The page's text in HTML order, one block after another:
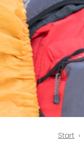
Start